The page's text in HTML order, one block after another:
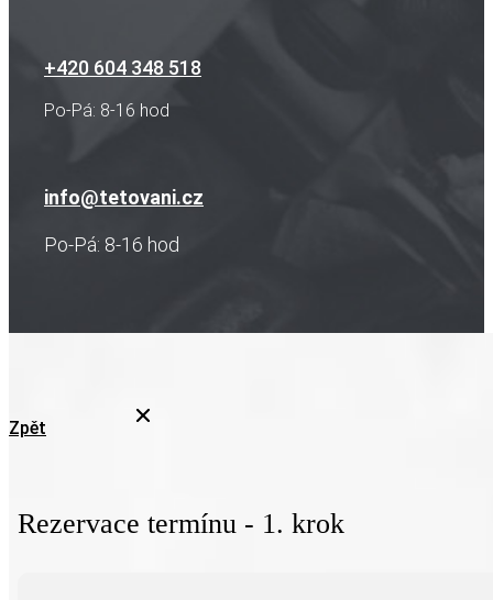
+420 604 348 518
Po-Pá: 8-16 hod
info@tetovani.cz
Po-Pá: 8-16 hod
Zpět
Rezervace termínu - 1. krok